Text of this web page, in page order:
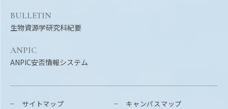
サイトマップ
キャンパスマップ
BULLETIN
生物資源学研究科紀要
ANPIC
ANPIC安否情報システム